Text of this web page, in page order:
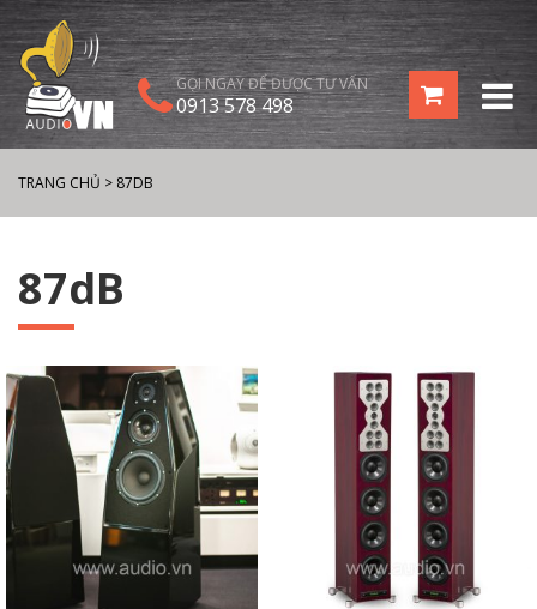
GỌI NGAY ĐỂ ĐƯỢC TƯ VẤN
0913 578 498
TRANG CHỦ > 87DB
87dB